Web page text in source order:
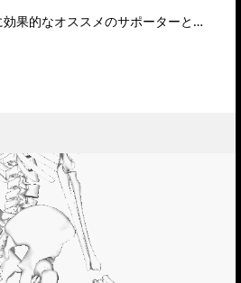
今回はテニス肘の治療に効果的なオススメのサポーターとその正しい使い方について解説いたします。テニ…